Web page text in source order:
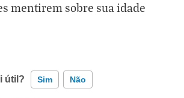
mentirem sobre sua idade
útil? Sim Não